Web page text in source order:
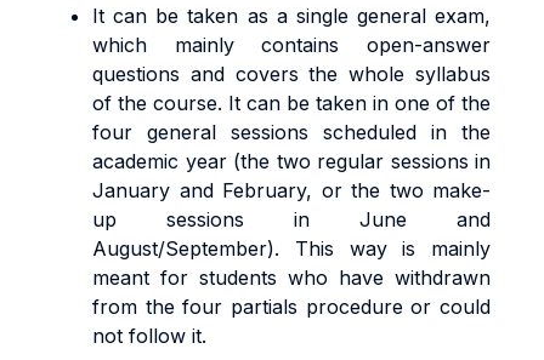
It can be taken as a single general exam,
which mainly contains open-answer
questions and covers the whole syllabus
of the course. It can be taken in one of the
four general sessions scheduled in the
academic year (the two regular sessions in
January and February, or the two make-
up sessions in June and
August/September). This way is mainly
meant for students who have withdrawn
from the four partials procedure or could
not follow it.